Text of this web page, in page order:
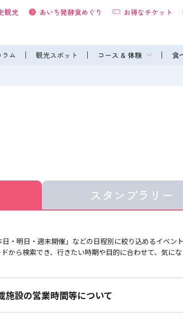
ム 観光スポット コース & 体験 食
観光 あいち発酵食めぐり お得なチケット
スタンプラリー
・明日・週末開催」などの日程別に絞り込めるイベント
から検索でき、行きたい時期や目的に合わせて、気に
施設の営業時間等について